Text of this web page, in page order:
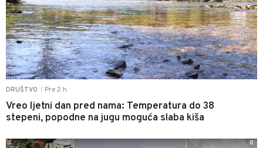
DRUŠTVO Pre 2 h
Vreo ljetni dan pred nama: Temperatura do 38
stepeni, popodne na jugu moguća slaba kiša
0